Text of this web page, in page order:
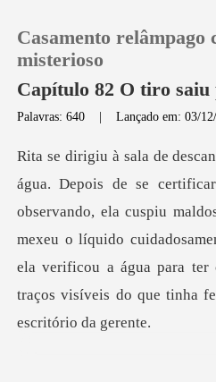
Loja
Histórico
Sair
Casamento relâmpago
misterioso
Capítulo 82 O tiro saiu
Palavras: 640 |Lançado em: 03/
do, ela cuspiu
mexeu o líquido
ela verificou a ág